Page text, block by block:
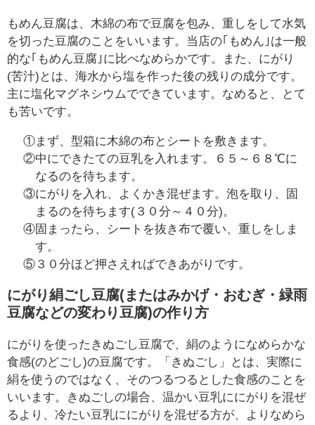
もめん豆腐は、木綿の布で豆腐を包み、重しをして水気
を切った豆腐のことをいいます。当店の｢もめん｣は一般
的な｢もめん豆腐｣に比べなめらかです。また、にがり
(苦汁)とは、海水から塩を作った後の残りの成分です。
主に塩化マグネシウムでできています。なめると、とて
も苦いです。
①まず、型箱に木綿の布とシートを敷きます。
②中にできたての豆乳を入れます。６５～６８℃に
なるのを待ちます。
③にがりを入れ、よくかき混ぜます。泡を取り、固
まるのを待ちます(３０分～４０分)。
④固まったら、シートを抜き布で覆い、重しをしま
す。
⑤３０分ほど押さえればできあがりです。
にがり絹ごし豆腐(またはみかげ・おむぎ・緑雨
豆腐などの変わり豆腐)の作り方
にがりを使ったきぬごし豆腐で、絹のようになめらかな
食感(のどごし)の豆腐です。「きぬごし」とは、実際に
絹を使うのではなく、そのつるつるとした食感のことを
いいます。きぬごしの場合、温かい豆乳ににがりを混ぜ
るより、冷たい豆乳ににがりを混ぜる方が、よりなめら